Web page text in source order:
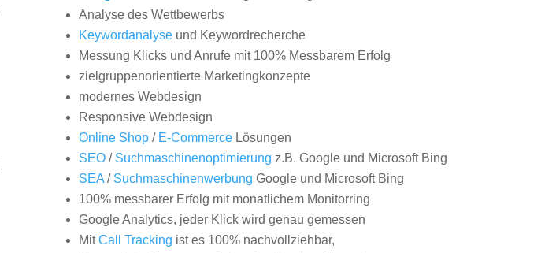
Analyse des Wettbewerbs
Keywordanalyseund Keywordrecherche
Messung Klicks und Anrufe mit 100% Messbarem Erfolg
zielgruppenorientierte Marketingkonzepte
modernes Webdesign
Responsive Webdesign
Online Shop/ E-CommerceLösungen
SEO/ Suchmaschinenoptimierung z.B. Google und Microsoft Bing
SEA/ Suchmaschinenwerbung Google und Microsoft Bing
100% messbarer Erfolg mit monatlichem Monitorring
Google Analytics, jeder Klick wird genau gemessen
MitCall Tracking ist es 100% nachvollziehbar,